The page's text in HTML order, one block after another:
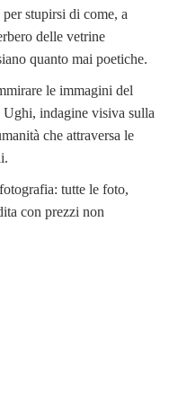
stupirsi di come, a
delle vetrine
quanto mai poetiche.
le immagini del
indagine visiva sulla
che attraversa le
tutte le foto,
con prezzi non